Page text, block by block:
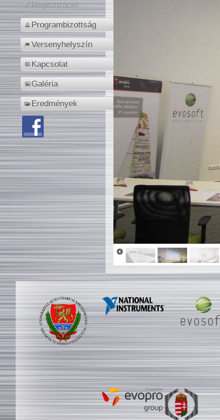
Regisztráció
Programbizottság
Versenyhelyszín
Kapcsolat
Galéria
Eredmények